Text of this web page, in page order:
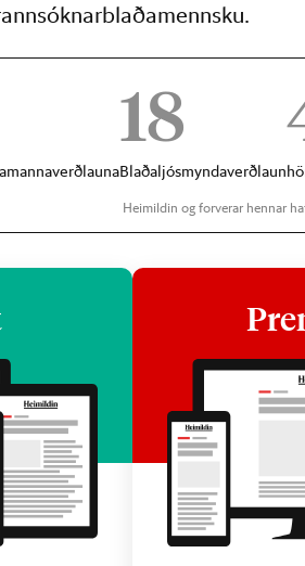
18
Blaðaljósmyndaverðlaun
Heimildin og forverar hennar